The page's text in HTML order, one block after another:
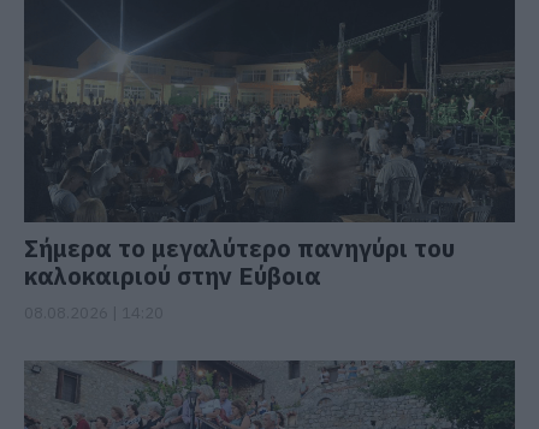
Σήμερα το μεγαλύτερο πανηγύρι του
καλοκαιριού στην Εύβοια